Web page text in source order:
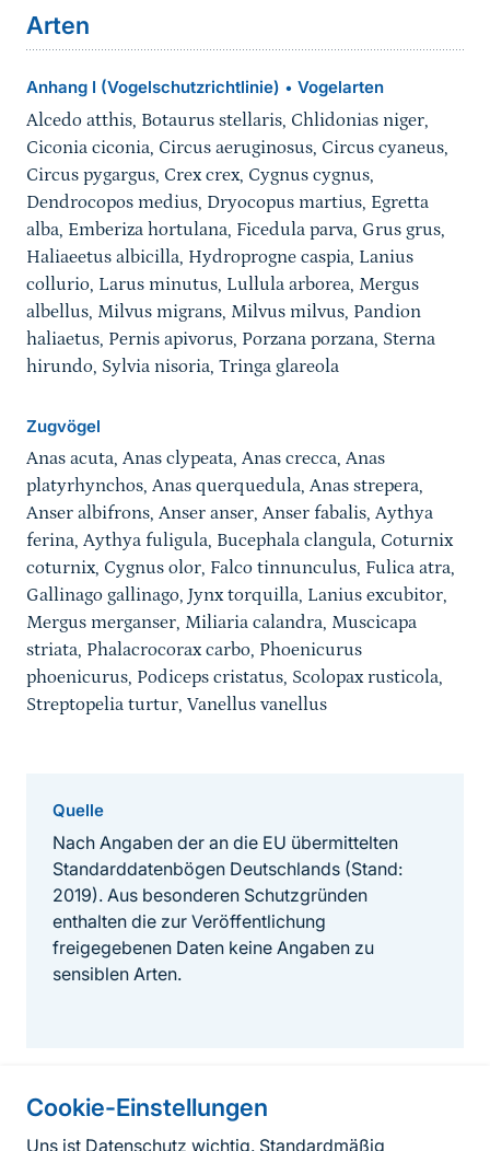
Cookie-Einstellungen
Uns ist Datenschutz wichtig. Standardmäßig
Arten
Anhang I (Vogelschutzrichtlinie) • Vogelarten
Alcedo atthis, Botaurus stellaris, Chlidonias niger,
Ciconia ciconia, Circus aeruginosus, Circus cyaneus,
Circus pygargus, Crex crex, Cygnus cygnus,
Dendrocopos medius, Dryocopus martius, Egretta
alba, Emberiza hortulana, Ficedula parva, Grus grus,
Haliaeetus albicilla, Hydroprogne caspia, Lanius
collurio, Larus minutus, Lullula arborea, Mergus
albellus, Milvus migrans, Milvus milvus, Pandion
haliaetus, Pernis apivorus, Porzana porzana, Sterna
hirundo, Sylvia nisoria, Tringa glareola
Zugvögel
Anas acuta, Anas clypeata, Anas crecca, Anas
platyrhynchos, Anas querquedula, Anas strepera,
Anser albifrons, Anser anser, Anser fabalis, Aythya
ferina, Aythya fuligula, Bucephala clangula, Coturnix
coturnix, Cygnus olor, Falco tinnunculus, Fulica atra,
Gallinago gallinago, Jynx torquilla, Lanius excubitor,
Mergus merganser, Miliaria calandra, Muscicapa
striata, Phalacrocorax carbo, Phoenicurus
phoenicurus, Podiceps cristatus, Scolopax rusticola,
Streptopelia turtur, Vanellus vanellus
Quelle
Nach Angaben der an die EU übermittelten
Standarddatenbögen Deutschlands (Stand:
2019). Aus besonderen Schutzgründen
enthalten die zur Veröffentlichung
freigegebenen Daten keine Angaben zu
sensiblen Arten.
Informationen zur Seite